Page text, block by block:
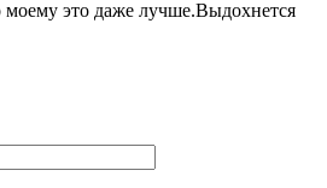
моему это даже лучше.Выдохнется